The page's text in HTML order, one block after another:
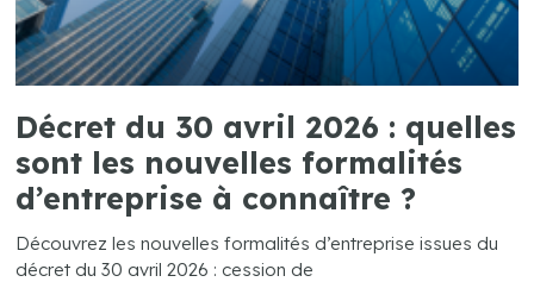
Décret du 30 avril 2026 : quelles
sont les nouvelles formalités
d’entreprise à connaître ?
Découvrez les nouvelles formalités d’entreprise issues du
décret du 30 avril 2026 : cession de